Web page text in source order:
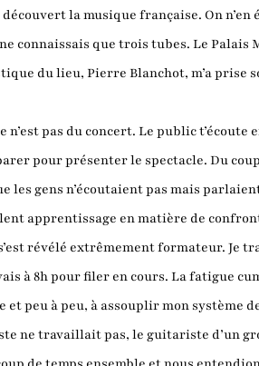
découvert la musique française. On
connaissais que trois tubes. Le
du lieu, Pierre Blanchot, m’a prise
n’est pas du concert. Le public
pour présenter le spectacle. Du
les gens n’écoutaient pas mais
apprentissage en matière de
révélé extrêmement formateur. Je
à 8h pour filer en cours. La fatigue
et peu à peu, à assouplir mon système
ne travaillait pas, le guitariste d’un